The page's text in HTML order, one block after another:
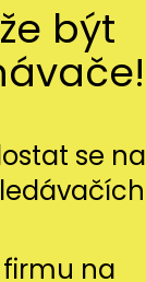
být
se na
firmu na